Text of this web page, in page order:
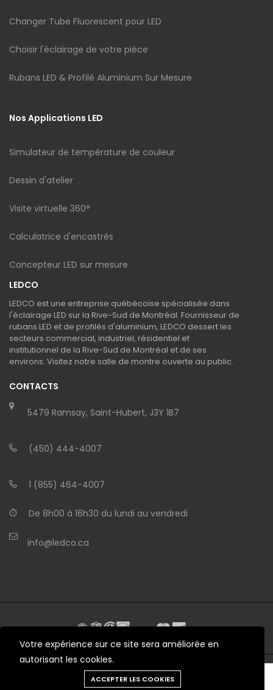
Changer Tube Fluorescent pour LED
Choisir l'éclairage de votre pièce
Rubans LED & Profilé Aluminium Sur Mesure
Nos Applications LED
Simulateur de température de couleur
Dessin d'atelier
Visite virtuelle 360°
Calculatrice d'encastrés
Concepteur LED sur mesure
LEDCO
LEDCO est une entreprise québécoise spécialisée dans
l'éclairage LED sur la Rive-Sud de Montréal. Fournisseur de
rubans LED et de profilés d'aluminium, LEDCO dessert les
secteurs commercial, industriel, résidentiel et
institutionnel de la Rive-Sud de Montréal et de ses
environs. Visitez notre salle de montre ouverte au public.
CONTACTS
5479 Ramsay, Saint-Hubert, J3Y 1B7
(450) 444-4007
1 (855) 464-4007
De 8h00 à 16h30 du lundi au vendredi
info@ledco.ca
© 2012 - 2026 LEDCO.CA Tous droits réservés
Votre expérience sur ce site sera améliorée en
autorisant les cookies.
ACCEPTER LES COOKIES